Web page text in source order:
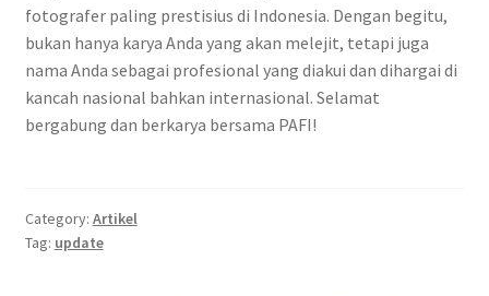
fotografer paling prestisius di Indonesia. Dengan begitu,
bukan hanya karya Anda yang akan melejit, tetapi juga
nama Anda sebagai profesional yang diakui dan dihargai di
kancah nasional bahkan internasional. Selamat
bergabung dan berkarya bersama PAFI!
Category: Artikel
Tag: update